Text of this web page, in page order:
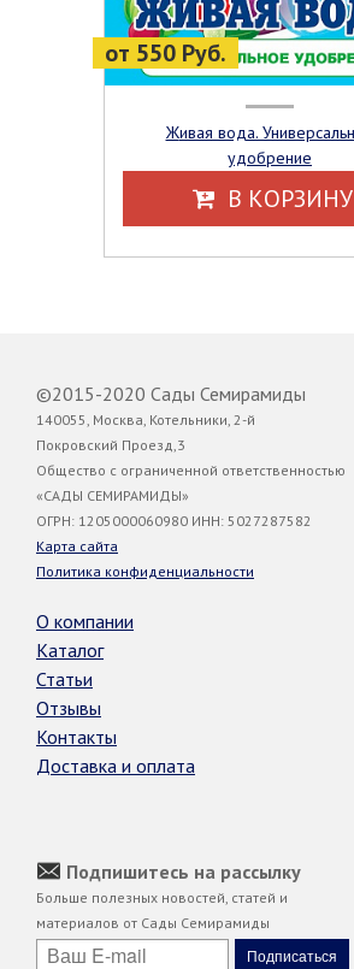
от 550 Руб.
Живая вода. Универсальное
удобрение
В КОРЗИНУ
©2015-2020 Сады Семирамиды
140055, Москва, Котельники, 2-й
Покровский Проезд,3
Общество с ограниченной ответственностью
«САДЫ СЕМИРАМИДЫ»
ОГРН: 1205000060980 ИНН: 5027287582
Карта сайта
Политика конфиденциальности
О компании
Каталог
Статьи
Отзывы
Контакты
Доставка и оплата
Подпишитесь на рассылку
Больше полезных новостей, статей и
материалов от Сады Семирамиды